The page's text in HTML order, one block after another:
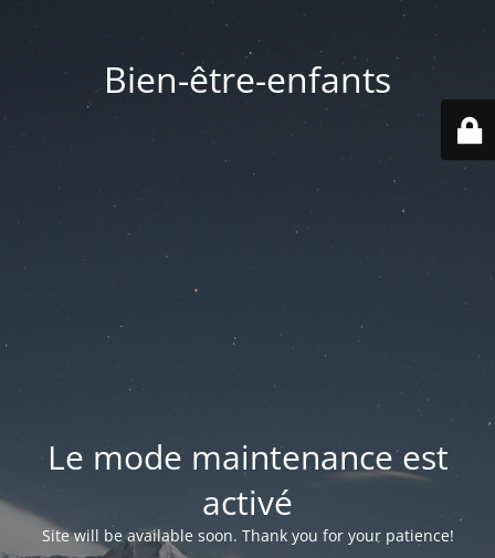
Bien-être-enfants
Le mode maintenance est
activé
Site will be available soon. Thank you for your patience!